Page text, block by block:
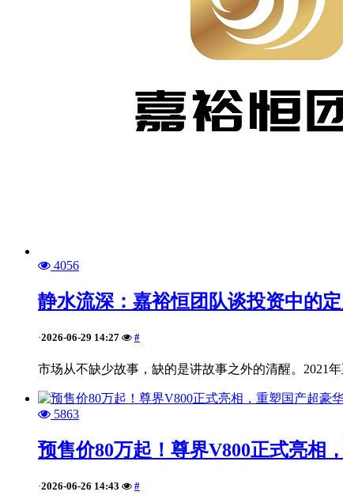
4056
静水流深：嘉裕恒团队谈投资中的
·2026-06-29 14:27 #
市场从不缺少故事，缺的是讲故事之外的清醒。2021
5863
预售价80万起！尊界V800正式亮相
·2026-06-26 14:43 #